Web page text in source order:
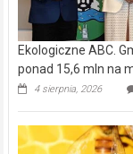
Ekologiczne ABC.
ponad 15,6 mln na
4 sierpnia, 2026